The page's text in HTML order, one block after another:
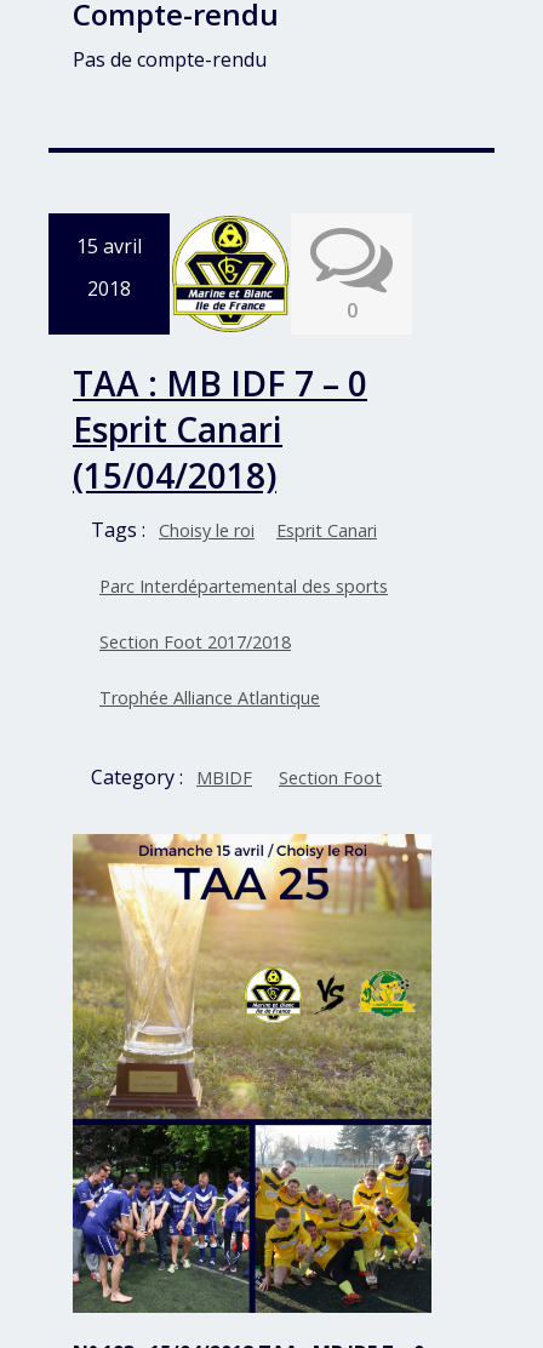
Compte-rendu
Pas de compte-rendu
15 avril
2018
0
TAA : MB IDF 7 – 0
Esprit Canari
(15/04/2018)
Tags : Choisy le roi Esprit Canari
Parc Interdépartemental des sports
Section Foot 2017/2018
Trophée Alliance Atlantique
Category : MBIDF Section Foot